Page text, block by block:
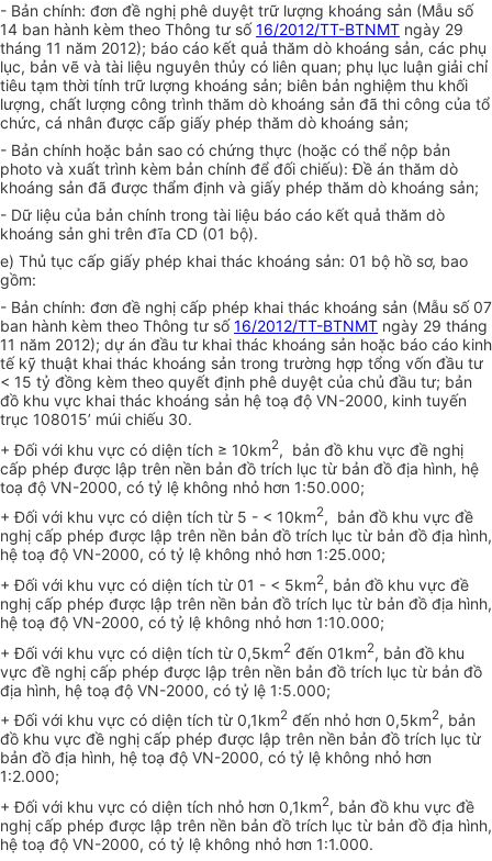
- Bản chính: đơn đề nghị phê duyệt trữ lượng khoáng sản (Mẫu số
14 ban hành kèm theo Thông tư số16/2012/TT-BTNMT ngày 29
tháng 11 năm 2012); báo cáo kết quả thăm dò khoáng sản, các phụ
lục, bản vẽ và tài liệu nguyên thủy có liên quan; phụ lục luận giải chỉ
tiêu tạm thời tính trữ lượng khoáng sản; biên bản nghiệm thu khối
lượng, chất lượng công trình thăm dò khoáng sản đã thi công của tổ
chức, cá nhân được cấp giấy phép thăm dò khoáng sản;
- Bản chính hoặc bản sao có chứng thực (hoặc có thể nộp bản
photo và xuất trình kèm bản chính để đối chiếu): Đề án thăm dò
khoáng sản đã được thẩm định và giấy phép thăm dò khoáng sản;
- Dữ liệu của bản chính trong tài liệu báo cáo kết quả thăm dò
khoáng sản ghi trên đĩa CD (01 bộ).
e) Thủ tục cấp giấy phép khai thác khoáng sản: 01 bộ hồ sơ, bao
gồm:
- Bản chính: đơn đề nghị cấp phép khai thác khoáng sản (Mẫu số 07
ban hành kèm theo Thông tư số16/2012/TT-BTNMT ngày 29 tháng
11 năm 2012); dự án đầu tư khai thác khoáng sản hoặc báo cáo kinh
tế kỹ thuật khai thác khoáng sản trong trường hợp tổng vốn đầu tư
< 15 tỷ đồng kèm theo quyết định phê duyệt của chủ đầu tư; bản
đồ khu vực khai thác khoáng sản hệ toạ độ VN-2000, kinh tuyến
trục 108015’ múi chiếu 30.
+ Đối với khu vực có diện tích ≥ 10km2, bản đồ khu vực đề nghị
cấp phép được lập trên nền bản đồ trích lục từ bản đồ địa hình, hệ
toạ độ VN-2000, có tỷ lệ không nhỏ hơn 1:50.000;
+ Đối với khu vực có diện tích từ 5 - < 10km2, bản đồ khu vực đề
nghị cấp phép được lập trên nền bản đồ trích lục từ bản đồ địa hình,
hệ toạ độ VN-2000, có tỷ lệ không nhỏ hơn 1:25.000;
+ Đối với khu vực có diện tích từ 01 - < 5km2, bản đồ khu vực đề
nghị cấp phép được lập trên nền bản đồ trích lục từ bản đồ địa hình,
hệ toạ độ VN-2000, có tỷ lệ không nhỏ hơn 1:10.000;
+ Đối với khu vực có diện tích từ 0,5km2 đến 01km2, bản đồ khu
vực đề nghị cấp phép được lập trên nền bản đồ trích lục từ bản đồ
địa hình, hệ toạ độ VN-2000, có tỷ lệ 1:5.000;
+ Đối với khu vực có diện tích từ 0,1km2 đến nhỏ hơn 0,5km2, bản
đồ khu vực đề nghị cấp phép được lập trên nền bản đồ trích lục từ
bản đồ địa hình, hệ toạ độ VN-2000, có tỷ lệ không nhỏ hơn
1:2.000;
+ Đối với khu vực có diện tích nhỏ hơn 0,1km2, bản đồ khu vực đề
nghị cấp phép được lập trên nền bản đồ trích lục từ bản đồ địa hình,
hệ toạ độ VN-2000, có tỷ lệ không nhỏ hơn 1:1.000.